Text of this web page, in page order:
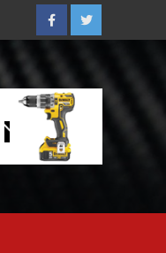
FacebookTwitter